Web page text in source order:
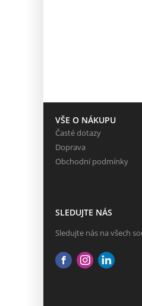
VŠE O NÁKUPU
Časté dotazy
Doprava
Obchodní podmínky
SLEDUJTE NÁS
Sledujte nás na všech